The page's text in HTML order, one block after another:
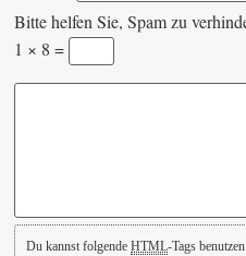
Bitte helfen Sie, Spam zu
1 × 8 =
Du kannst folgende HTML-Tags